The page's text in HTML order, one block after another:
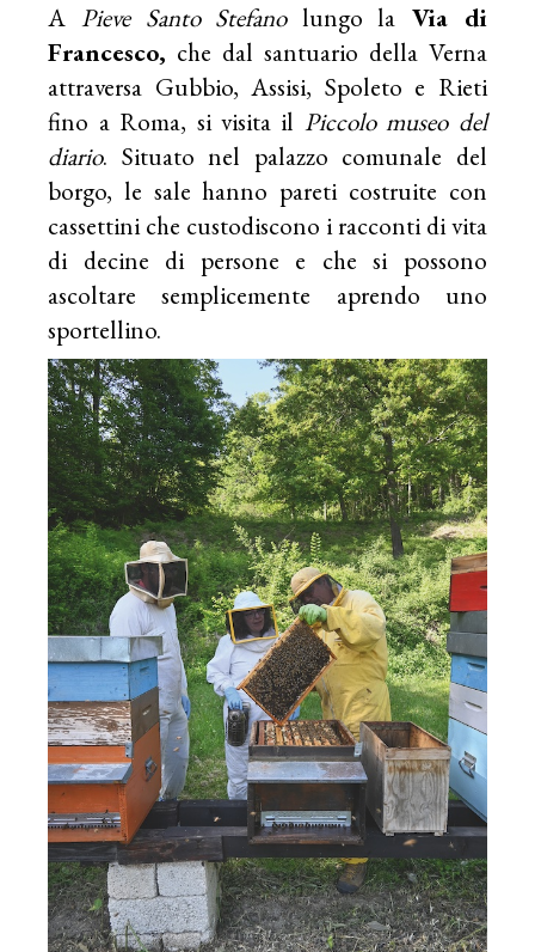
A Pieve Santo Stefanolungo la Via di
Francesco, che dal santuario della Verna
attraversa Gubbio, Assisi, Spoleto e Rieti
fino a Roma, si visita il Piccolo museo del
diario. Situato nel palazzo comunale del
borgo, le sale hanno pareti costruite con
cassettini che custodiscono i racconti di vita
di decine di persone e che si possono
ascoltare semplicemente aprendo uno
sportellino.